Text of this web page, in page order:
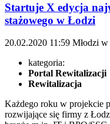
Startuje X edycja
stażowego w Łodzi
20.02.2020 11:59 Młodzi
kategoria:
Portal Rewitalizacji
Rewitalizacja
Każdego roku w projekcie
rozwijające się firmy z